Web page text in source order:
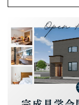
感謝訪問・長期保証
直営工事
1メーターモジュー
理想の木材「檜」
平屋の家
外観・インテリア集
選ばれる理由
リフォームの流れ
介護保険利用で快適
賃貸併用住宅のメリ
安心のサポートシス
分譲住宅・土地
分譲マンション
分譲マンション ト